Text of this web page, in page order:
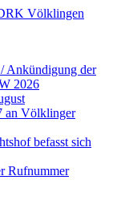
Ankündigung der
2026
an Völklinger
befasst sich
Rufnummer